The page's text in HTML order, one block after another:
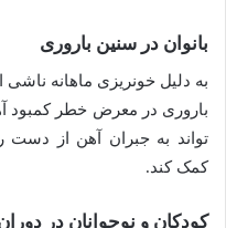
بانوان در سنین باروری
به دلیل خونریزی ماهانه ناشی
باروری در معرض خطر کمبود
تواند به جبران آهن از
کمک کند.
کودکان و نوجوانان در